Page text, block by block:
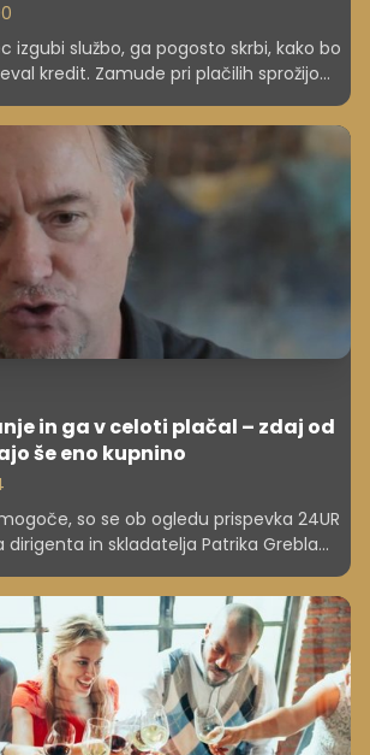
izgubi službo, ga pogosto skrbi, kako bo
kredit. Zamude pri plačilih sprožijo
začnejo z opomini in lahko končajo s
pa se dolg postopoma povečuje. A
ne samodejni. V bankah zato
ključno hitro ukrepanje, saj je v zgodnji
najti skupno rešitev in se izogniti
in ga v celoti plačal – zdaj od
še eno kupnino
so se ob ogledu prispevka 24UR
in skladatelja Patrika Grebla
Greblo je z družino kupil stanovanje, ga
mu grozi, da ga mora plačati še
družino izseli.